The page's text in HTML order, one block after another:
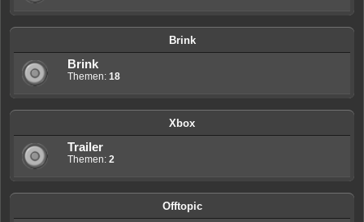
Brink
Brink
Themen: 18
Xbox
Trailer
Themen: 2
Offtopic